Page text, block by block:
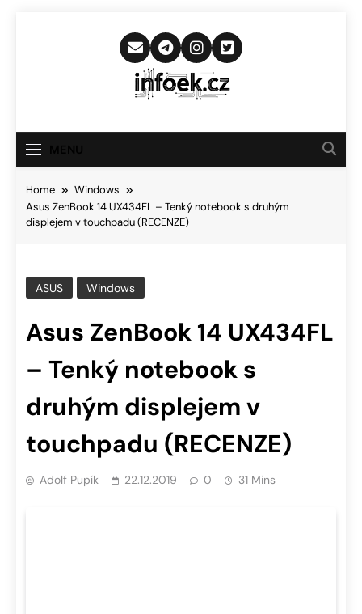
Infoek.cz
Novinkám
Home
Windows
Asus ZenBook 14 UX434FL – Tenký notebook s druhým
displejem v touchpadu (RECENZE)
ASUS Windows
Asus ZenBook 14 UX434FL
– Tenký notebook s
druhým displejem v
touchpadu (RECENZE)
Adolf Pupík 22.12.2019 0 31 Mins